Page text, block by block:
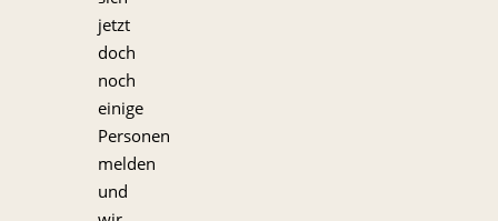
jetzt
doch
noch
einige
Personen
melden
und